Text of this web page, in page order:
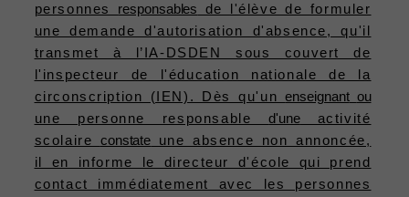
personnes responsables de l'élève de formuler
une demande d'autorisation d'absence, qu'il
transmet à l’IA-DSDEN sous couvert de
l'inspecteur de l'éducation nationale de la
circonscription (IEN). Dès qu'unenseignant ou
une personne responsabled'uneactivité
scolaire constate une absence non annoncée,
il en informe le directeur d'école qui prend
contact immédiatement avec les personnes